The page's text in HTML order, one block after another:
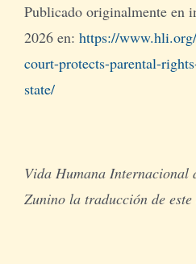
Publicado originalmente en
2026 en: https://
court-protects-parental-
state/
Vida Humana Internacional
Zunino la traducción de